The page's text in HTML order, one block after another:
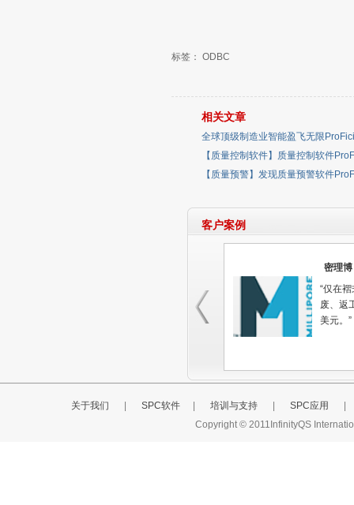
标签： ODBC
相关文章
全球顶级制造业智能盈飞无限
即将
【质量控制软件】质量控制软件
设【质量预警】发现质量预警软件
客户案例
密理
“仅在
废、返
美元。”
关于我们 SPC软件 培训与支持 SPC应用
Copyright © 2011InfinityQS